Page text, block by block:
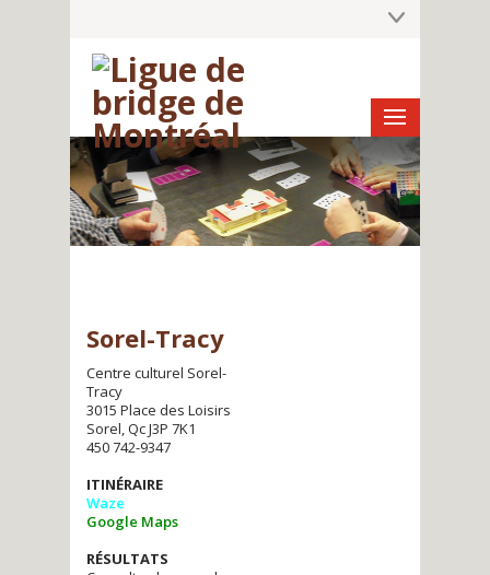
Sorel-Tracy
Centre culturel Sorel-
Tracy
3015 Place des Loisirs
Sorel, Qc J3P 7K1
450 742-9347
ITINÉRAIRE
Waze
Google Maps
RÉSULTATS